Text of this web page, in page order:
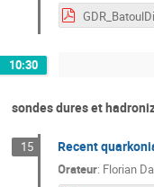
10:30
sondes dures et
15 Recent
Orateur: Florian